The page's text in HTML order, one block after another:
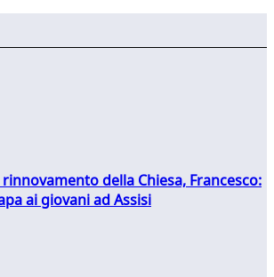
della Chiesa, Francesco:
ai giovani ad Assisi